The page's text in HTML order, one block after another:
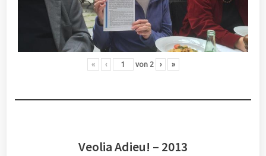
« ‹ von 2 › »
Veolia Adieu! – 2013